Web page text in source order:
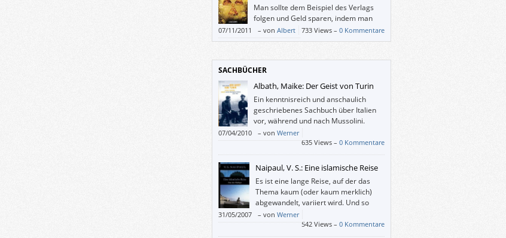
Man sollte dem Beispiel des Verlags
folgen und Geld sparen, indem man
nicht zu viel in dieses Buch investiert.
07/11/2011 – von Albert 733 Views – 0 Kommentare
SACHBÜCHER
Albath, Maike: Der Geist von Turin
Ein kenntnisreich und anschaulich
geschriebenes Sachbuch über Italien
vor, während und nach Mussolini.
07/04/2010 – von Werner
635 Views – 0 Kommentare
Naipaul, V. S.: Eine islamische Reise
Es ist eine lange Reise, auf der das
Thema kaum (oder kaum merklich)
abgewandelt, variiert wird. Und so
macht es nichts, wenn man so wie ich
beinahe drei Jahre braucht, um dieses Buch
fertigzulesen: Es ist immer wieder, aber nicht in
31/05/2007 – von Werner
542 Views – 0 Kommentare